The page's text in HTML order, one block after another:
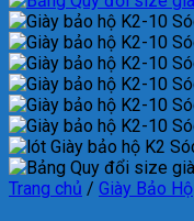
Trang chủ / Giày Bảo Hộ